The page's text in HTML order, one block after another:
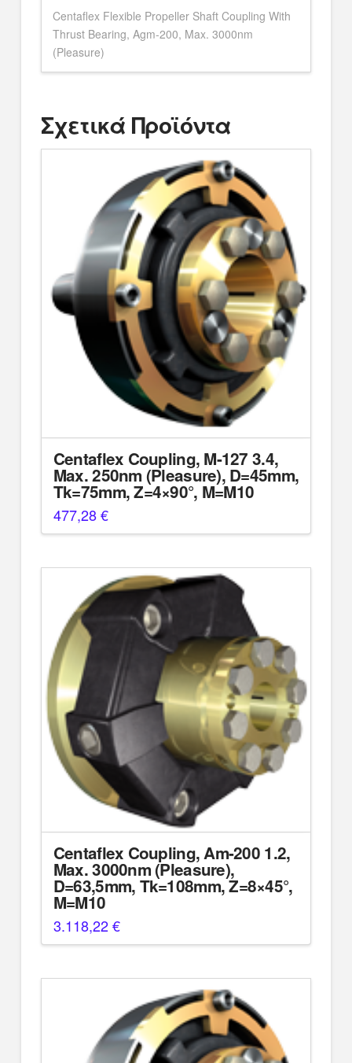
Centaflex Flexible Propeller Shaft Coupling With
Thrust Bearing, Agm-200, Max. 3000nm
(Pleasure)
Σχετικά Προϊόντα
Centaflex Coupling, M-127 3.4,
Max. 250nm (Pleasure), D=45mm,
Tk=75mm, Z=4×90°, M=M10
477,28€
Centaflex Coupling, Am-200 1.2,
Max. 3000nm (Pleasure),
D=63,5mm, Tk=108mm, Z=8×45°,
M=M10
3.118,22€